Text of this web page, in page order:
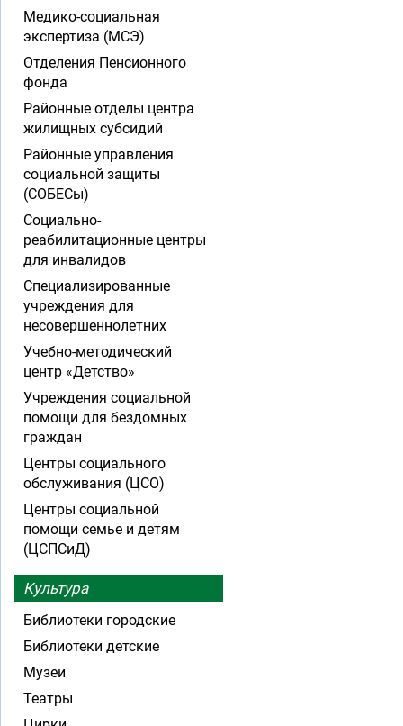
Медико-социальная
экспертиза (МСЭ)
Отделения Пенсионного
фонда
Районные отделы центра
жилищных субсидий
Районные управления
социальной защиты
(СОБЕСы)
Социально-
реабилитационные центры
для инвалидов
Специализированные
учреждения для
несовершеннолетних
Учебно-методический
центр «Детство»
Учреждения социальной
помощи для бездомных
граждан
Центры социального
обслуживания (ЦСО)
Центры социальной
помощи семье и детям
(ЦСПСиД)
Культура
Библиотеки городские
Библиотеки детские
Музеи
Театры